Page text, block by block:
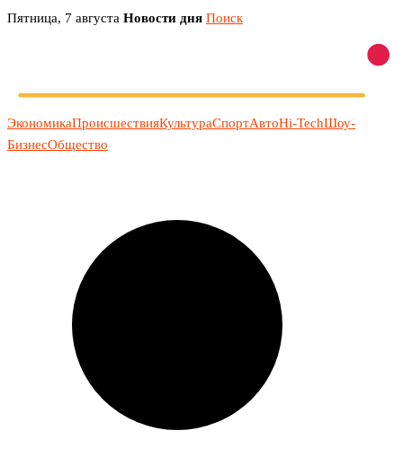
Перейти
Пятница, 7 августа Новости дня Поиск
ЭкономикаПроисшествияКультураСпортАвтоHi-TechШоу-
БизнесОбщество